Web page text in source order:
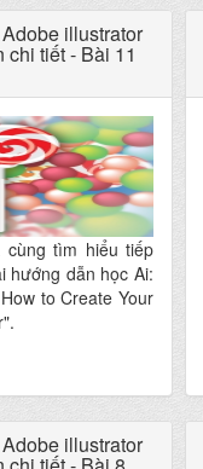
illustrator
chi tiết - Bài 11
cùng tìm hiểu tiếp
hướng dẫn học Ai:
to Create Your
illustrator